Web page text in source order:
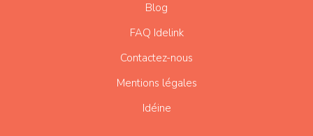
Blog
FAQ Idelink
Contactez-nous
Mentions légales
Idéine